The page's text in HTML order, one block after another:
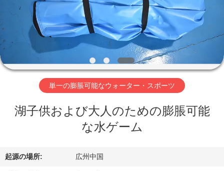
ダ
ク
ビ
オ
単一の膨脹可能なウォーター・スポーツ
湖子供および大人のための膨脹可能
な水ゲーム
起源の場所: 広州中国